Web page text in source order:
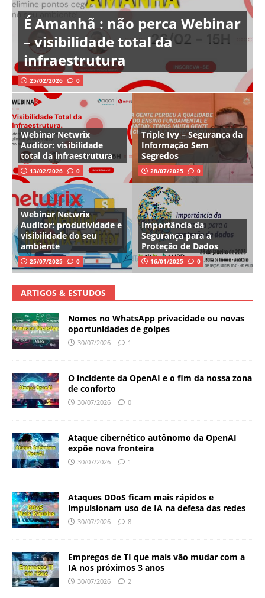
É Amanhã : não perca Webinar
– visibilidade total da
infraestrutura
25/02/2026 0
Webinar Netwrix
Auditor: visibilidade
total da infraestrutura
13/02/2026 0
Triple Ivy – Segurança da
Informação Sem
Segredos
28/07/2025 0
Webinar Netwrix
Auditor: produtividade e
visibilidade do seu
ambiente
25/07/2025 0
Importância da
Segurança para a
Proteção de Dados
16/01/2025 0
ARTIGOS & ESTUDOS
Nomes no WhatsApp privacidade ou novas
oportunidades de golpes
30/07/2026 1
O incidente da OpenAI e o fim da nossa zona
de conforto
30/07/2026 0
Ataque cibernético autônomo da OpenAI
expõe nova fronteira
30/07/2026 1
Ataques DDoS ficam mais rápidos e
impulsionam uso de IA na defesa das redes
30/07/2026 8
Empregos de TI que mais vão mudar com a
IA nos próximos 3 anos
30/07/2026 2